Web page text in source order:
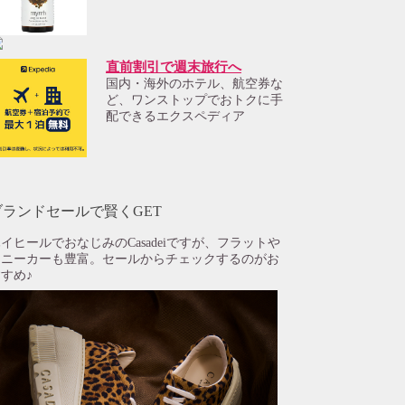
直前割引で週末旅行へ
国内・海外のホテル、航空券な
ど、ワンストップでおトクに手
配できるエクスペディア
ランドセールで賢くGET
ヒールでおなじみのCasadeiですが、フラットや
ーカーも豊富。セールからチェックするのがお
め♪